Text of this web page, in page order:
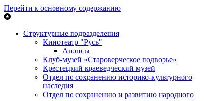
Перейти к основному содержанию
Структурные подразделения
Кинотеатр "Русь"
Анонсы
Клуб-музей «Староверческое подворье»
Крестецкий краеведческий музей
Отдел по сохранению историко-культурного
наследия
Отдел по сохранению и развитию народного